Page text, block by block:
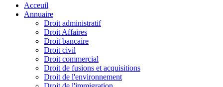
Acceuil
Annuaire
Droit administratif
Droit Affaires
Droit bancaire
Droit civil
Droit commercial
Droit de fusions et acquisitions
Droit de l'environnement